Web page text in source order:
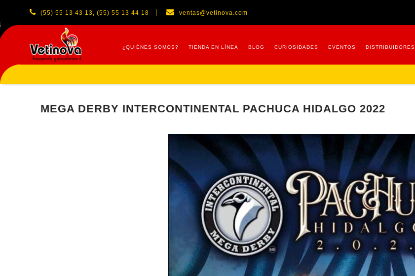
(55) 55 13 43 13, (55) 55 13 44 18 ventas@vetinova.com
¿QUIÉNES SOMOS? TIENDA EN LÍNEA BLOG CURIOSIDADES EVENTOS DISTRIBUIDORES
MEGA DERBY INTERCONTINENTAL PACHUCA HIDALGO 2022